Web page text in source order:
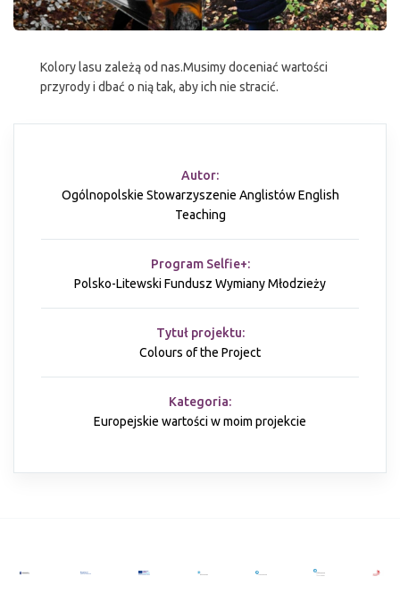
Kolory lasu zależą od nas.Musimy doceniać wartości
przyrody i dbać o nią tak, aby ich nie stracić.
Autor:
Ogólnopolskie Stowarzyszenie Anglistów English
Teaching
Program Selfie+:
Polsko-Litewski Fundusz Wymiany Młodzieży
Tytuł projektu:
Colours of the Project
Kategoria:
Europejskie wartości w moim projekcie